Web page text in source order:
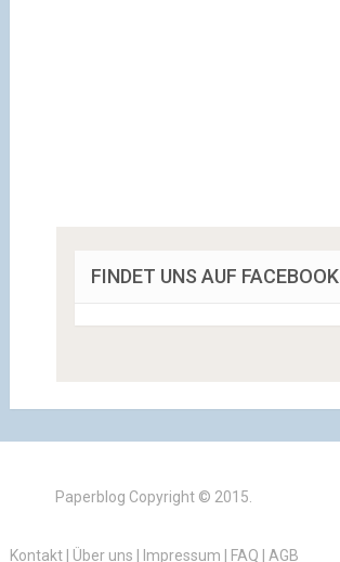
FINDET UNS AUF FACEBOOK
Paperblog Copyright © 2015.
Kontakt| Über uns | Impressum | FAQ | AGB